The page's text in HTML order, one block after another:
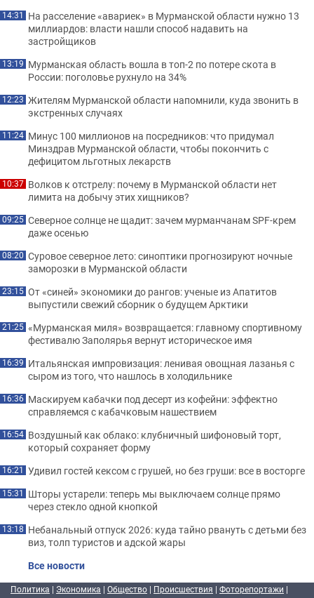
14:31 На расселение «авариек» в Мурманской области нужно 13
миллиардов: власти нашли способ надавить на
застройщиков
13:19 Мурманская область вошла в топ-2 по потере скота в
России: поголовье рухнуло на 34%
12:23 Жителям Мурманской области напомнили, куда звонить в
экстренных случаях
11:24 Минус 100 миллионов на посредников: что придумал
Минздрав Мурманской области, чтобы покончить с
дефицитом льготных лекарств
10:37 Волков к отстрелу: почему в Мурманской области нет
лимита на добычу этих хищников?
09:25 Северное солнце не щадит: зачем мурманчанам SPF-крем
даже осенью
08:20 Суровое северное лето: синоптики прогнозируют ночные
заморозки в Мурманской области
23:15 От «синей» экономики до рангов: ученые из Апатитов
выпустили свежий сборник о будущем Арктики
21:25 «Мурманская миля» возвращается: главному спортивному
фестивалю Заполярья вернут историческое имя
16:39 Итальянская импровизация: ленивая овощная лазанья с
сыром из того, что нашлось в холодильнике
16:36 Маскируем кабачки под десерт из кофейни: эффектно
справляемся с кабачковым нашествием
16:54 Воздушный как облако: клубничный шифоновый торт,
который сохраняет форму
16:21 Удивил гостей кексом с грушей, но без груши: все в восторге
15:31 Шторы устарели: теперь мы выключаем солнце прямо
через стекло одной кнопкой
13:18 Небанальный отпуск 2026: куда тайно рвануть с детьми без
виз, толп туристов и адской жары
Все новости
Политика | Экономика | Общество | Происшествия | Фоторепортажи |